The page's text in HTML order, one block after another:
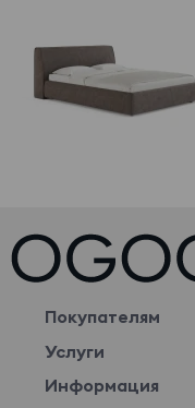
Покупателям
Услуги
Информация